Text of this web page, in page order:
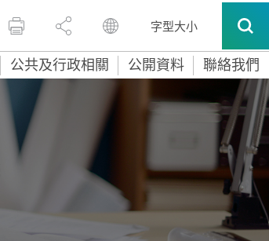
字型大小
公共及行政相關 公開資料 聯絡我們